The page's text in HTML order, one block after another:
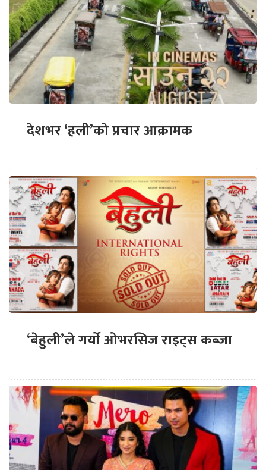
देशभर ‘हली’को प्रचार आक्रामक
‘बेहुली’ले गर्यो ओभरसिज राइट्स कब्जा